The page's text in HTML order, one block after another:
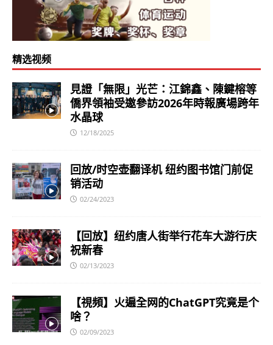
精选视频
見證「無限」光芒：江錦鑫、陳鍵榕等
僑界領袖受邀參訪2026年時報廣場跨年
水晶球
12/18/2025
回放/时空壶翻译机 纽约图书馆门前促
销活动
02/24/2023
【回放】纽约唐人街举行花车大游行庆
祝新春
02/13/2023
【視頻】火遍全网的ChatGPT究竟是个
啥？
02/09/2023